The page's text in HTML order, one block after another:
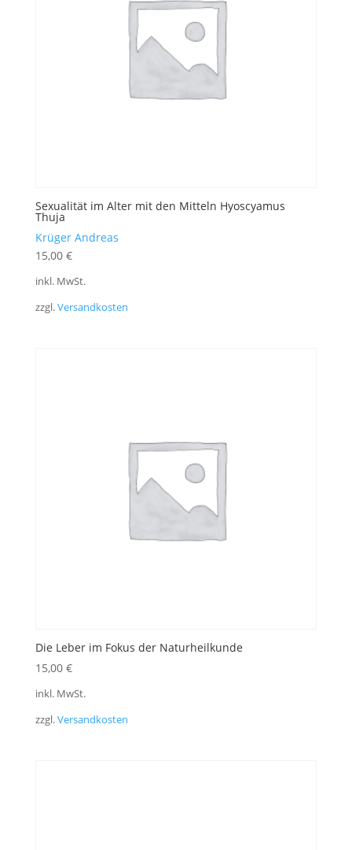
Sexualität im Alter mit den Mitteln Hyoscyamus
Thuja
Krüger Andreas
15,00 €
inkl. MwSt.
zzgl.Versandkosten
Die Leber im Fokus der Naturheilkunde
15,00 €
inkl. MwSt.
zzgl.Versandkosten